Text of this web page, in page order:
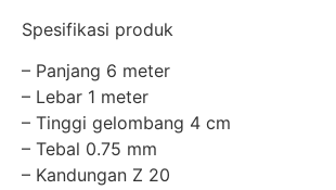
Spesifikasi produk
– Panjang 6 meter
– Lebar 1 meter
– Tinggi gelombang 4 cm
– Tebal 0.75 mm
– Kandungan Z 20